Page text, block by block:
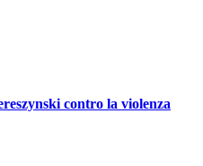
contro la violenza